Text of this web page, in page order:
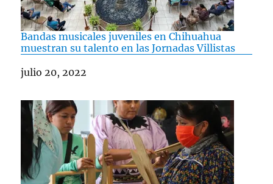
Bandas musicales juveniles en Chihuahua
muestran su talento en las Jornadas Villistas
Fecha
julio 20, 2022